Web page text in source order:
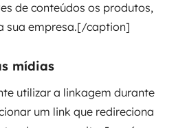
de conteúdos os produtos,
sua empresa.[/caption]
mídias
utilizar a linkagem durante
um link que redireciona